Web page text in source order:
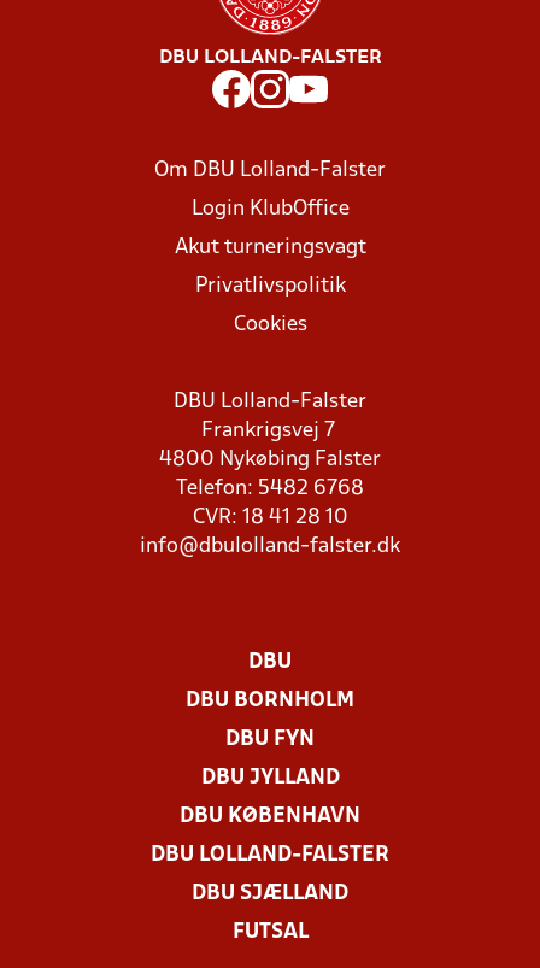
DBU LOLLAND-FALSTER
Om DBU Lolland-Falster
Login KlubOffice
Akut turneringsvagt
Privatlivspolitik
Cookies
DBU Lolland-Falster
Frankrigsvej 7
4800 Nykøbing Falster
Telefon: 5482 6768
CVR: 18 41 28 10
info@dbulolland-falster.dk
DBU
DBU BORNHOLM
DBU FYN
DBU JYLLAND
DBU KØBENHAVN
DBU LOLLAND-FALSTER
DBU SJÆLLAND
FUTSAL